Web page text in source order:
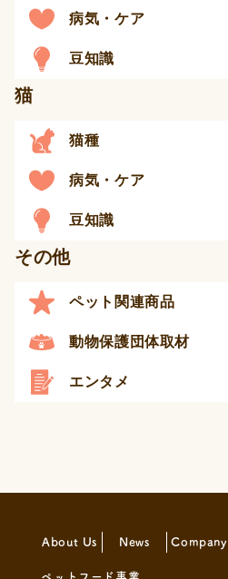
病気・ケア
豆知識
猫
猫種
病気・ケア
豆知識
その他
ペット関連商品
動物保護団体取材
エンタメ
About Us News Company